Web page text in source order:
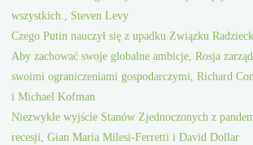
wszystkich., Steven Levy
Czego Putin nauczył się z upadku Związku
Aby zachować swoje globalne ambicje, Rosja
swoimi ograniczeniami gospodarczymi, Richard
i Michael Kofman
Niezwykłe wyjście Stanów Zjednoczonych z
recesji, Gian Maria Milesi-Ferretti i David Dollar